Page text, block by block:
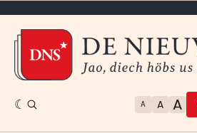
A A A